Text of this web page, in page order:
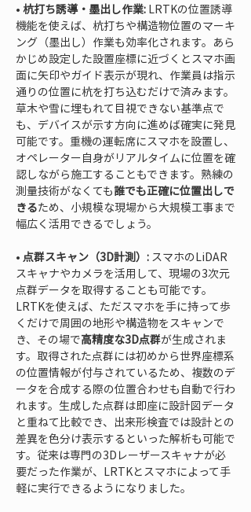
• 杭打ち誘導・墨出し作業: LRTKの位置誘導
機能を使えば、杭打ちや構造物位置のマーキ
ング（墨出し）作業も効率化されます。あら
かじめ設定した設置座標に近づくとスマホ画
面に矢印やガイド表示が現れ、作業員は指示
通りの位置に杭を打ち込むだけで済みます。
草木や雪に埋もれて目視できない基準点で
も、デバイスが示す方向に進めば確実に発見
可能です。重機の運転席にスマホを設置し、
オペレーター自身がリアルタイムに位置を確
認しながら施工することもできます。熟練の
測量技術がなくても誰でも正確に位置出しで
きるため、小規模な現場から大規模工事まで
• 点群スキャン（3D計測）: スマホのLiDAR
スキャナやカメラを活用して、現場の3次元
点群データを取得することも可能です。
LRTKを使えば、ただスマホを手に持って歩
くだけで周囲の地形や構造物をスキャンで
き、その場で高精度な3D点群が生成されま
す。取得された点群には初めから世界座標系
の位置情報が付与されているため、複数のデ
ータを合成する際の位置合わせも自動で行わ
れます。生成した点群は即座に設計図データ
と重ねて比較でき、出来形検査では設計との
差異を色分け表示するといった解析も可能で
す。従来は専門の3Dレーザースキャナが必
要だった作業が、LRTKとスマホによって手